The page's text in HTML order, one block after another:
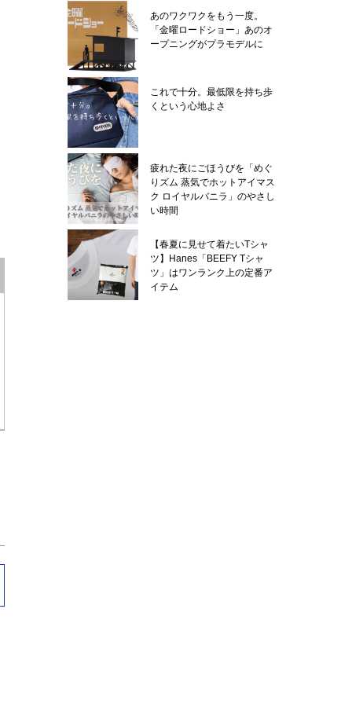
あのワクワクをもう一度。
「金曜ロードショー」あのオ
ープニングがプラモデルに
これで十分。最低限を持ち歩
くという心地よさ
疲れた夜にごほうびを「めぐ
りズム 蒸気でホットアイマス
ク ロイヤルバニラ」のやさし
い時間
【春夏に見せて着たいTシャ
ツ】Hanes「BEEFY Tシャ
ツ」はワンランク上の定番ア
イテム